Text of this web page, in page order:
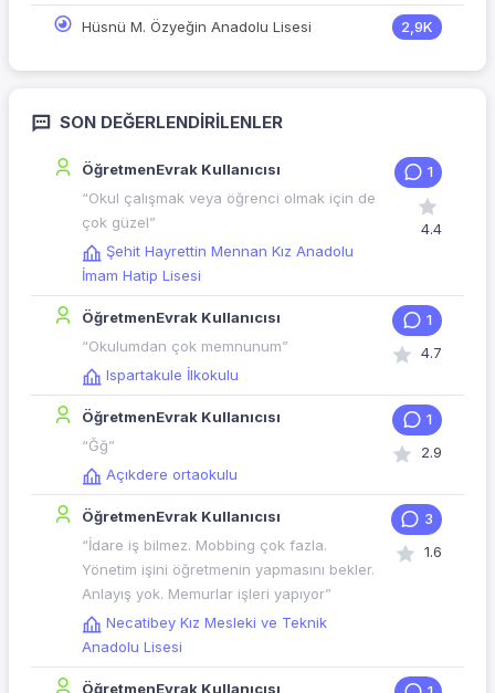
Hüsnü M. Özyeğin Anadolu Lisesi 2,9K
SON DEĞERLENDIRILENLER
ÖğretmenEvrak Kullanıcısı
“Okul çalışmak veya öğrenci olmak için de
çok güzel”
Şehit Hayrettin Mennan Kız Anadolu
İmam Hatip Lisesi
1
4.4
ÖğretmenEvrak Kullanıcısı
“Okulumdan çok memnunum”
Ispartakule İlkokulu
1
4.7
ÖğretmenEvrak Kullanıcısı
“Ğğ”
Açıkdere ortaokulu
1
2.9
ÖğretmenEvrak Kullanıcısı
“İdare iş bilmez. Mobbing çok fazla.
Yönetim işini öğretmenin yapmasını bekler.
Anlayış yok. Memurlar işleri yapıyor”
Necatibey Kız Mesleki ve Teknik
Anadolu Lisesi
3
1.6
ÖğretmenEvrak Kullanıcısı